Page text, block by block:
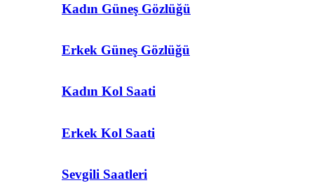
Kadın Güneş Gözlüğü
Erkek Güneş Gözlüğü
Kadın Kol Saati
Erkek Kol Saati
Sevgili Saatleri